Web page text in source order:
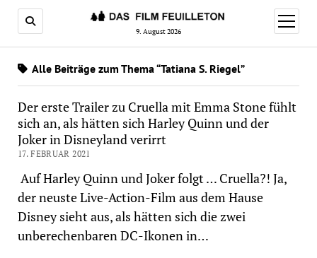
9. August 2026
Menü
öffnen
Alle Beiträge zum Thema “Tatiana S. Riegel”
Der erste Trailer zu Cruella mit Emma Stone fühlt
sich an, als hätten sich Harley Quinn und der
Joker in Disneyland verirrt
17. FEBRUAR 2021
Auf Harley Quinn und Joker folgt … Cruella?! Ja,
der neuste Live-Action-Film aus dem Hause
Disney sieht aus, als hätten sich die zwei
unberechenbaren DC-Ikonen in…